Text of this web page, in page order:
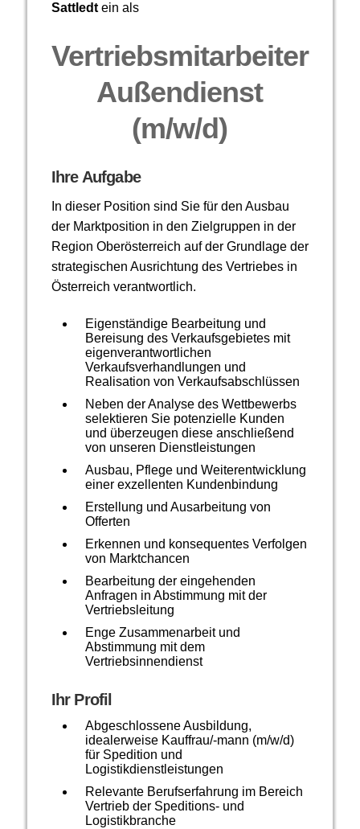
Sattledtein als
Vertriebsmitarbeiter
Außendienst
(m/w/d)
Ihre Aufgabe
In dieser Position sind Sie für den Ausbau
der Marktposition in den Zielgruppen in der
Region Oberösterreich auf der Grundlage der
strategischen Ausrichtung des Vertriebes in
Österreich verantwortlich.
Eigenständige Bearbeitung und
Bereisung des Verkaufsgebietes mit
eigenverantwortlichen
Verkaufsverhandlungen und
Realisation von Verkaufsabschlüssen
Neben der Analyse des Wettbewerbs
selektieren Sie potenzielle Kunden
und überzeugen diese anschließend
von unseren Dienstleistungen
Ausbau, Pflege und Weiterentwicklung
einer exzellenten Kundenbindung
Erstellung und Ausarbeitung von
Offerten
Erkennen und konsequentes Verfolgen
von Marktchancen
Bearbeitung der eingehenden
Anfragen in Abstimmung mit der
Vertriebsleitung
Enge Zusammenarbeit und
Abstimmung mit dem
Vertriebsinnendienst
Ihr Profil
Abgeschlossene Ausbildung,
idealerweise Kauffrau/-mann (m/w/d)
für Spedition und
Logistikdienstleistungen
Relevante Berufserfahrung im Bereich
Vertrieb der Speditions- und
Logistikbranche